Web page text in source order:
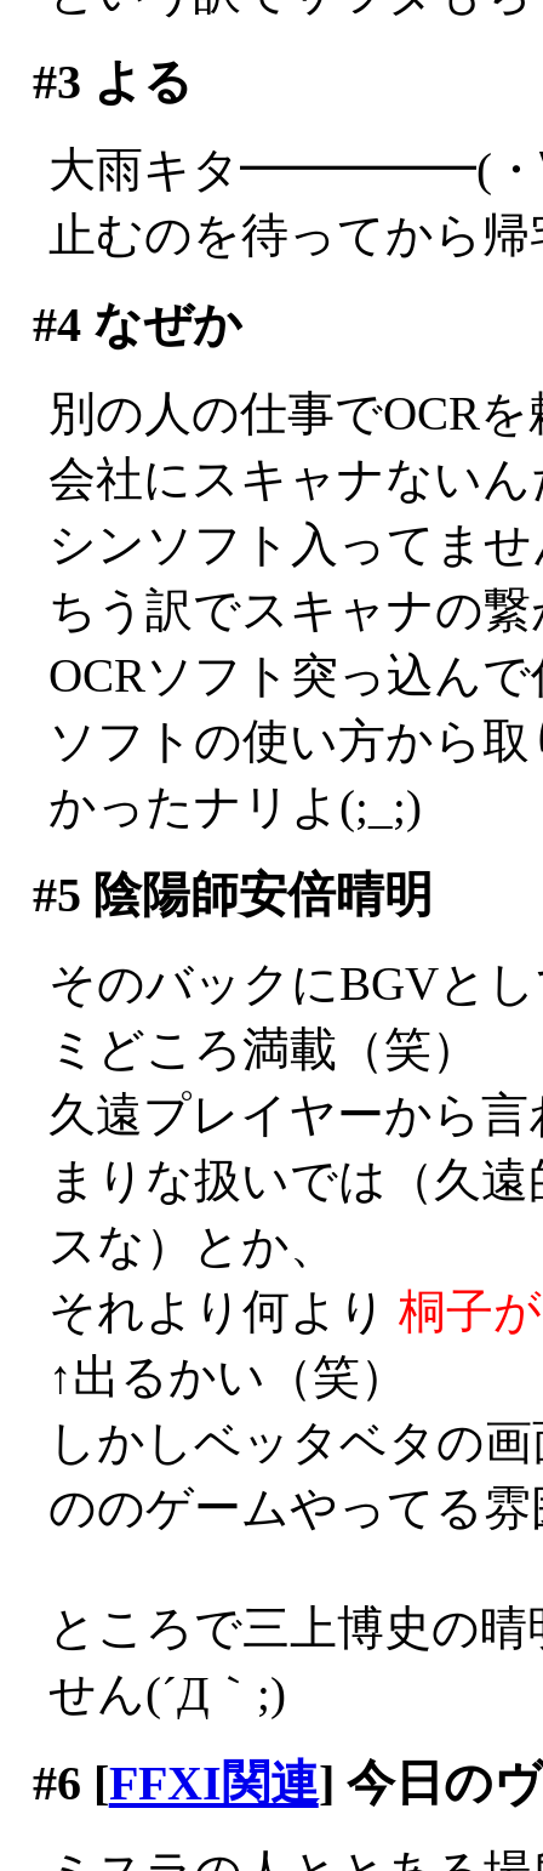
#3 よる
大雨キタ━━━━━(
止むのを待ってから帰
#4なぜか
別の人の仕事でOCR
会社にスキャナない
シンソフト入ってま
ちう訳でスキャナの
OCRソフト突っ込ん
ソフトの使い方から
かったナリよ(;_;)
#5 陰陽師安倍晴明
そのバックにBGVと
ミどころ満載（笑）
久遠プレイヤーから
まりな扱いでは（久
スな）とか、
それより何より 桐子
↑出るかい（笑）
しかしベッタベタの
ののゲームやってる
ところで三上博史の
せん(´Д｀;)
#6 [FFXI関連] 今日の